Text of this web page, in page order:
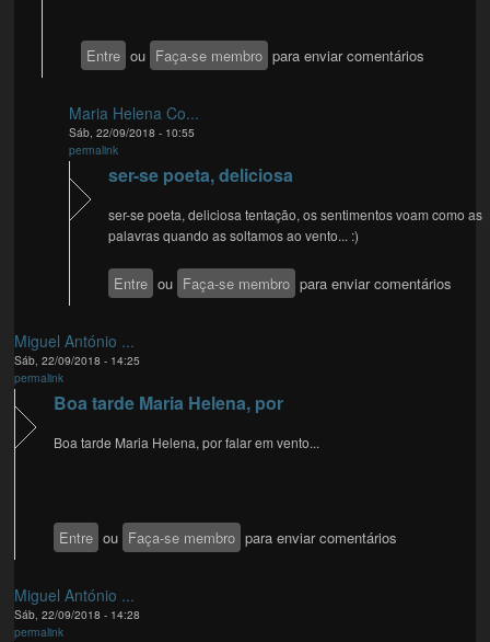
Entre ou Faça-se membro para enviar comentários
Maria Helena Co...
Sáb, 22/09/2018 - 10:55
permalink
ser-se poeta, deliciosa
ser-se poeta, deliciosa tentação, os sentimentos voam como as
palavras quando as soltamos ao vento... :)
Entre ou Faça-se membro para enviar comentários
Miguel António ...
Sáb, 22/09/2018 - 14:25
permalink
Boa tarde Maria Helena, por
Boa tarde Maria Helena, por falar em vento...
Entre ou Faça-se membro para enviar comentários
Miguel António ...
Sáb, 22/09/2018 - 14:28
permalink